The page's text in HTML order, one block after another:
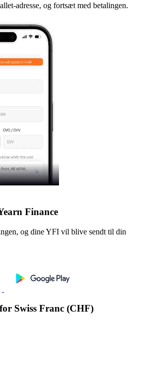
adresse, og fortsæt med betalingen.
Finance
og dine YFI vil blive sendt til din
Swiss Franc (CHF)